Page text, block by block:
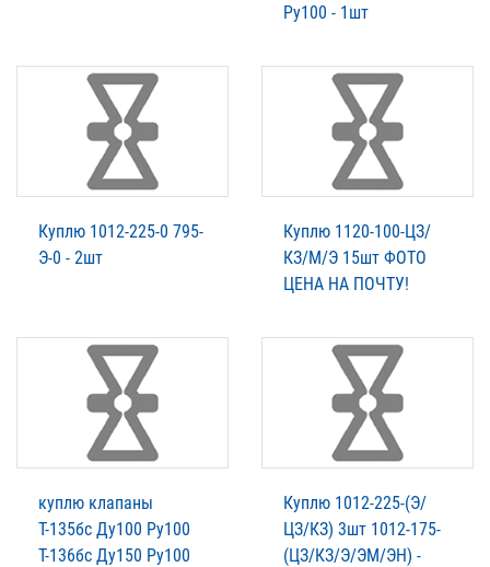
Ру100 - 1шт
Куплю 1012-225-0 795-
Э-0 - 2шт
Куплю 1120-100-ЦЗ/
КЗ/М/Э 15шт ФОТО
ЦЕНА НА ПОЧТУ!
куплю клапаны
Т-135бс Ду100 Ру100
Т-136бс Ду150 Ру100
Куплю 1012-225-(Э/
ЦЗ/КЗ) 3шт 1012-175-
(ЦЗ/КЗ/Э/ЭМ/ЭН) -